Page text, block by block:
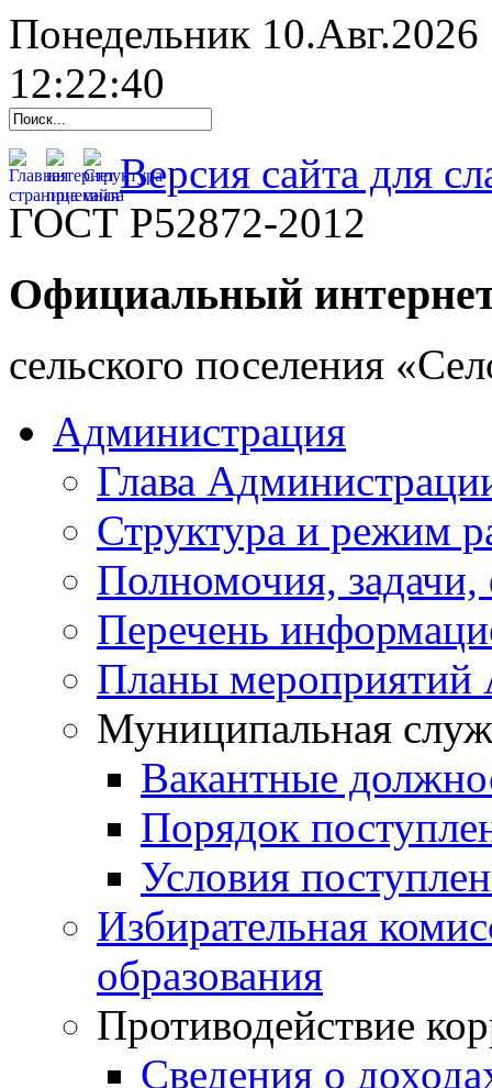
Понедельник 10.Авг.2026
12:22:41
Версия сайта для
ГОСТ Р52872-2012
Официальный
cельского поселения
Администрация
Глава
Структура и режим
Полномочия,
Перечень
Планы мероприятий
Муниципальная
Вакантные
Порядок
Условия
Избирательная
образования
Противодействие
Сведения о